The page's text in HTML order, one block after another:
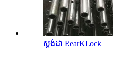
ស្តង់ដា RearKLock